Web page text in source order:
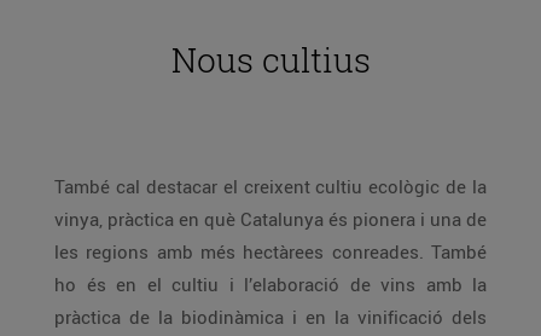
Nous cultius
També cal destacar el creixent cultiu ecològic de la
vinya, pràctica en què Catalunya és pionera i una de
les regions amb més hectàrees conreades. També
ho és en el cultiu i l’elaboració de vins amb la
pràctica de la biodinàmica i en la vinificació dels